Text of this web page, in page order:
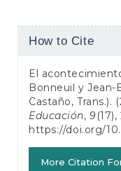
Article
How to Cite
El
Bonneuil y Jean-
Castaño, Trans.).
Educación,9
https://doi.org/
More Citation